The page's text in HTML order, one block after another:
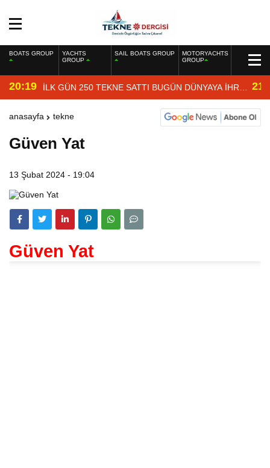
BOATS GROUP
YACHTS
GROUP
SAIL BOATS GROUP
MOTORYACHTS
GROUP
20:19 İLK GÜN 250 TEKNE SATTI BUGÜN DÜNYAYA İHRAÇ
EDİYOR
anasayfa tekne
Güven Yat
13 Şubat 2024 - 19:04
Güven Yat